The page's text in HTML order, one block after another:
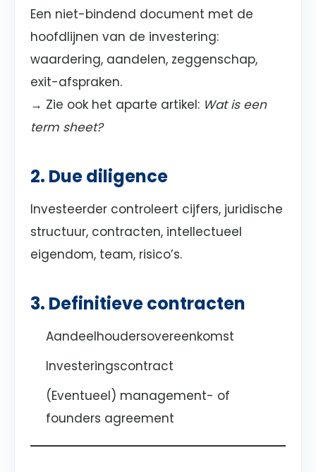
Een niet-bindend document met de
hoofdlijnen van de investering:
waardering, aandelen, zeggenschap,
exit-afspraken.
→ Zie ook het aparte artikel: Wat is een
term sheet?
2. Due diligence
Investeerder controleert cijfers, juridische
structuur, contracten, intellectueel
eigendom, team, risico’s.
3. Definitieve contracten
Aandeelhoudersovereenkomst
Investeringscontract
(Eventueel) management- of
founders agreement